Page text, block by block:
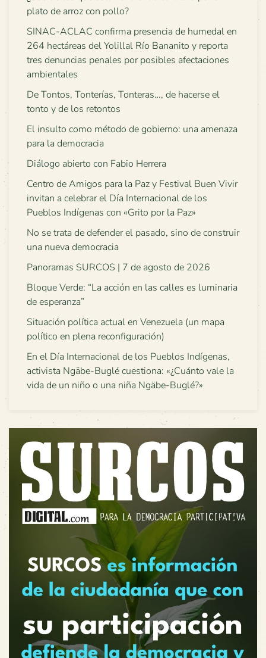
plato de arroz con pollo?
SINAC-ACLAC confirma presencia de humedal en
264 hectáreas del Yolillal Río Bananito y reporta
tres denuncias penales por posibles afectaciones
ambientales
De Tontos, Tonterías, Tonteras…, de hacerse el
tonto y de los retontos
El insulto como método de gobierno: una amenaza
para la democracia
Diálogo abierto con Fabio Herrera
Centro de Amigos para la Paz y Festival Buen Vivir
invitan a celebrar el Día Internacional de los
Pueblos Indígenas con «Grito por la Paz»
No se trata de defender el pasado, sino de construir
una nueva democracia
Panoramas SURCOS | 7 de agosto de 2026
Bloque Verde: “La acción en las calles es luminaria
de esperanza”
Situación política actual en Venezuela (un mapa
político en plena reconfiguración)
En el Día Internacional de los Pueblos Indígenas,
activista Ngäbe-Buglé cuestiona: «¿Cuánto vale la
vida de un niño o una niña Ngäbe-Buglé?»